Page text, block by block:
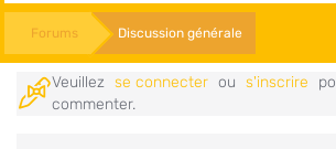
Forums Discussion générale
Veuillez se connecter ou s'inscrire
commenter.